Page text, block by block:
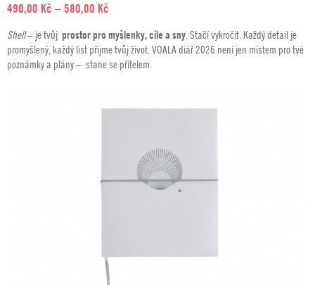
490,00 Kč –580,00 Kč
490,00 Kč
až
580,00 Kč
Shell– je tvůj prostor pro myšlenky, cíle a sny . Stačí vykročit. Každý detail je
promyšlený, každý list přijme tvůj život. VOALA diář 2026 není jen místem pro tvé
poznámky a plány – stane se přítelem.